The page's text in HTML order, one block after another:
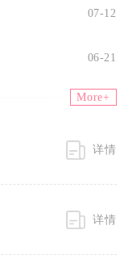
07-12
06-21
More+
详情
详情